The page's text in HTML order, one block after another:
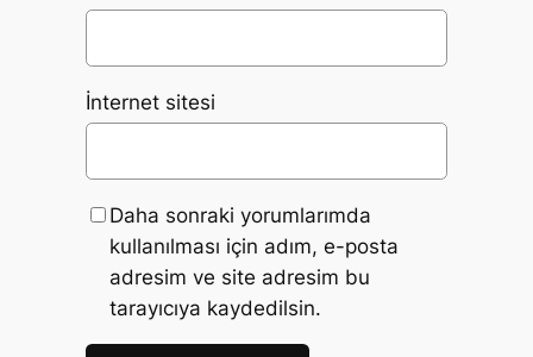
İnternet sitesi
Daha sonraki yorumlarımda
kullanılması için adım, e-posta
adresim ve site adresim bu
tarayıcıya kaydedilsin.